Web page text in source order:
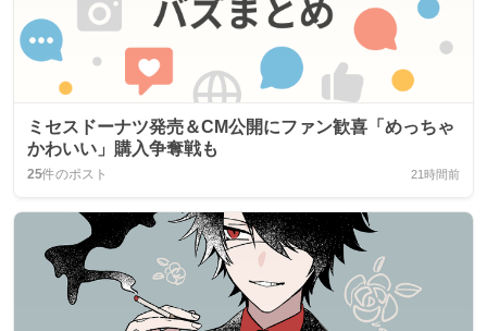
ミセスドーナツ発売＆CM公開にファン歓喜「めっちゃ
かわいい」購入争奪戦も
25件のポスト 21時間前